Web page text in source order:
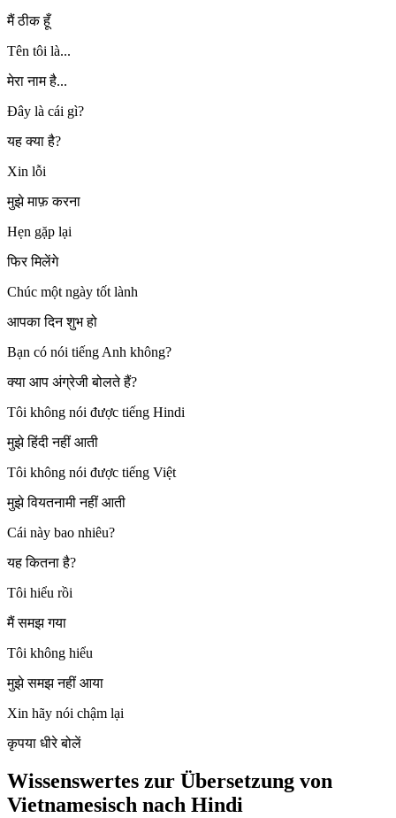
मैं ठीक हूँ
Tên tôi là...
मेरा नाम है...
Đây là cái gì?
यह क्या है?
Xin lỗi
मुझे माफ़ करना
Hẹn gặp lại
फिर मिलेंगे
Chúc một ngày tốt lành
आपका दिन शुभ हो
Bạn có nói tiếng Anh không?
क्या आप अंग्रेजी बोलते हैं?
Tôi không nói được tiếng Hindi
मुझे हिंदी नहीं आती
Tôi không nói được tiếng Việt
मुझे वियतनामी नहीं आती
Cái này bao nhiêu?
यह कितना है?
Tôi hiểu rồi
मैं समझ गया
Tôi không hiểu
मुझे समझ नहीं आया
Xin hãy nói chậm lại
कृपया धीरे बोलें
Wissenswertes zur Übersetzung von
Vietnamesisch nach Hindi